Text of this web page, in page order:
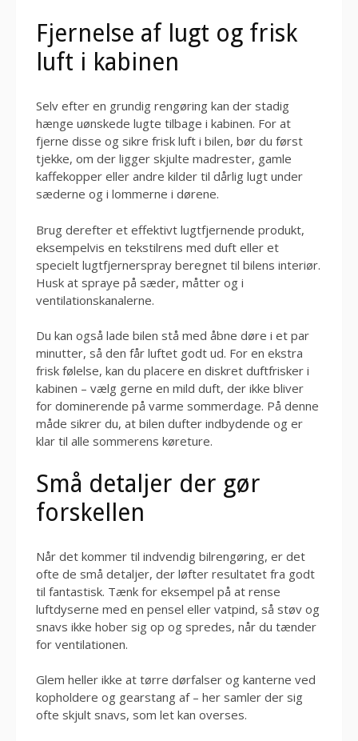
Fjernelse af lugt og frisk
luft i kabinen
Selv efter en grundig rengøring kan der stadig
hænge uønskede lugte tilbage i kabinen. For at
fjerne disse og sikre frisk luft i bilen, bør du først
tjekke, om der ligger skjulte madrester, gamle
kaffekopper eller andre kilder til dårlig lugt under
sæderne og i lommerne i dørene.
Brug derefter et effektivt lugtfjernende produkt,
eksempelvis en tekstilrens med duft eller et
specielt lugtfjernerspray beregnet til bilens interiør.
Husk at spraye på sæder, måtter og i
ventilationskanalerne.
Du kan også lade bilen stå med åbne døre i et par
minutter, så den får luftet godt ud. For en ekstra
frisk følelse, kan du placere en diskret duftfrisker i
kabinen – vælg gerne en mild duft, der ikke bliver
for dominerende på varme sommerdage. På denne
måde sikrer du, at bilen dufter indbydende og er
klar til alle sommerens køreture.
Små detaljer der gør
forskellen
Når det kommer til indvendig bilrengøring, er det
ofte de små detaljer, der løfter resultatet fra godt
til fantastisk. Tænk for eksempel på at rense
luftdyserne med en pensel eller vatpind, så støv og
snavs ikke hober sig op og spredes, når du tænder
for ventilationen.
Glem heller ikke at tørre dørfalser og kanterne ved
kopholdere og gearstang af – her samler der sig
ofte skjult snavs, som let kan overses.